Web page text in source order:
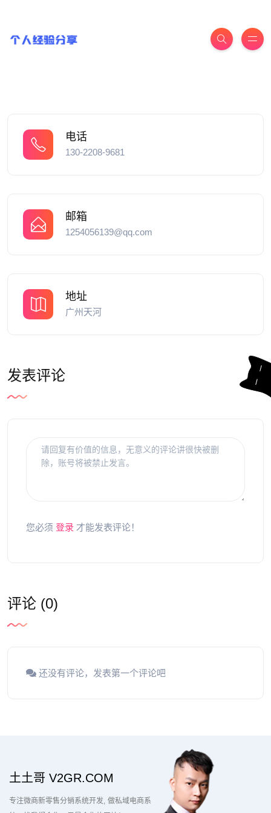
电话
130-2208-9681
邮箱
1254056139@qq.com
地址
广州天河
发表评论
您必须 登录 才能发表评论！
评论 (0)
还没有评论，发表第一个评论吧
土土哥 V2GR.COM
专注微商新零售分销系统开发 做私域电商系